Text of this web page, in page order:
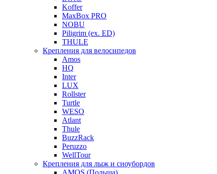
Koffer
MaxBox PRO
NOBU
Piligrim (ex. ED)
THULE
Крепления для велосипедов
Amos
HQ
Inter
LUX
Rollster
Turtle
WESO
Atlant
Thule
BuzzRack
Peruzzo
WellTour
Крепления для лыж и сноубордов
AMOS (Польша)